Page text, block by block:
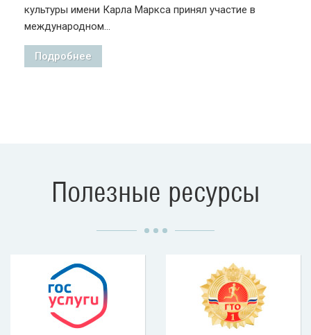
культуры имени Карла Маркса принял участие в
международном...
Подробнее
Полезные ресурсы